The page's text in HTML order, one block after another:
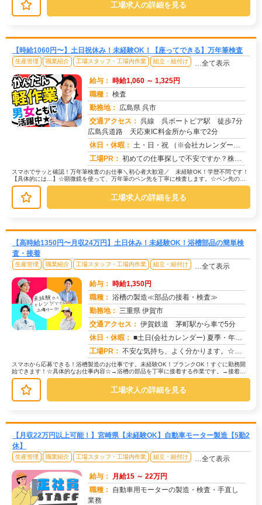
工場求人の詳細を見る
【時給1060円〜】土日祝休み！未経験OK！【座ってできる】万年筆検査
生産管理 職業紹介 工場スタッフ・工場内作業 組立・組付け …全て表示
給与： 時給1,060 ～ 1,325円
職種： 検査
勤務地： 広島県 呉市
交通アクセス： 呉線 呉ボートピア駅 徒歩7分
広島呉道路 天応東IC料金所から車で2分
休日・休暇： 土・日・祝 （※会社カレンダーによる） ★長期連休あり★ GW、お盆、年末年始
工場PR： 初めての仕事探しで不安ですか？株式会社京栄センターなら大丈夫！☆2000人以上の紹介実績！安心のサポート体制で、あ...
スマホでサッと確認！万年筆検査のお仕事＼初心者大歓迎／ 未経験OK！学歴不問です！
【具体的には…】☆顕微鏡を使って、万年筆のペン先を丁寧に検査します。☆ペン先の状
態をしっかり確認し、品質管理に貢...
工場求人の詳細を見る
【高時給1350円〜月収24万円】土日休み！未経験OK！浴槽部品の簡単検
査・接着
生産管理 職業紹介 工場スタッフ・工場内作業 組立・組付け …全て表示
給与： 時給1,350円
職種： 浴槽の製造≪部品の接着・検査≫
勤務地： 三重県 伊賀市
交通アクセス： 伊賀鉄道 茅町駅から車で5分
休日・休暇： ■土日(会社カレンダー) 夏季・年末年始・GWの長期休みあり/年間休日125日
工場PR： 不安な気持ち、よく分かります。☆初めての仕事探しで戸惑っている方へ☆株式会社京栄センターでは、未経験の方を全力でサ...
スマホから応募できる！浴槽製造のお仕事です。未経験OK！ブランクOK！すぐに勤務開
始できます！☆具体的なお仕事内容☆→浴槽の部品を丁寧に接着する作業です。→接着し
た部品に不備がないか、一つ一つ丁...
工場求人の詳細を見る
【月収22万円以上可能！】宮崎県【未経験OK】自動車モーター製造【5勤2
休】
生産管理 職業紹介 工場スタッフ・工場内作業 組立・組付け …全て表示
給与： 月給15 ～ 22万円
職種： 自動車用モーターの製造・検査・手直し
業務